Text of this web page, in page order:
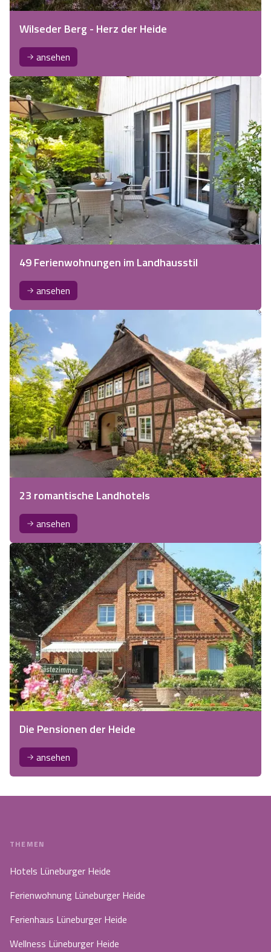
Wilseder Berg - Herz der Heide
ansehen
49 Ferienwohnungen im Landhausstil
ansehen
23 romantische Landhotels
ansehen
Die Pensionen der Heide
ansehen
THEMEN
Hotels Lüneburger Heide
Ferienwohnung Lüneburger Heide
Ferienhaus Lüneburger Heide
Wellness Lüneburger Heide